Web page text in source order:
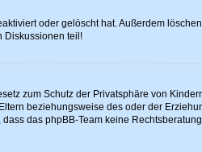
oder gelöscht hat. Außerdem
Diskussionen teil!
zum Schutz der Privatsphäre von
beziehungsweise des oder der
das phpBB-Team keine